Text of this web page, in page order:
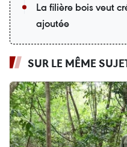
La filière bois veut
ajoutée
SUR LE MÊME